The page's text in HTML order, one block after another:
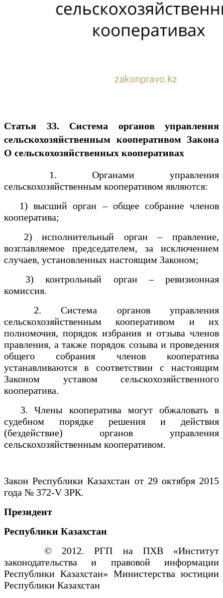
Статья 33. Система органов управления
сельскохозяйственным кооперативом Закона
О сельскохозяйственных кооперативах
1. Органами управления
сельскохозяйственным кооперативом являются:
1) высший орган – общее собрание членов
кооператива;
2) исполнительный орган – правление,
возглавляемое председателем, за исключением
случаев, установленных настоящим Законом;
3) контрольный орган – ревизионная
комиссия.
2. Система органов управления
сельскохозяйственным кооперативом и их
полномочия, порядок избрания и отзыва членов
правления, а также порядок созыва и проведения
общего собрания членов кооператива
устанавливаются в соответствии с настоящим
Законом уставом сельскохозяйственного
кооператива.
3. Члены кооператива могут обжаловать в
судебном порядке решения и действия
(бездействие) органов управления
сельскохозяйственным кооперативом.
Закон Республики Казахстан от 29 октября 2015
года № 372-V ЗРК.
Президент
Республики Казахстан
© 2012. РГП на ПХВ «Институт
законодательства и правовой информации
Республики Казахстан» Министерства юстиции
Республики Казахстан